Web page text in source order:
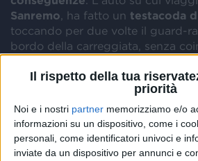
Il rispetto della tua
priorità
Noi e i nostri partner memorizziamo e/o
informazioni su un dispositivo, come i
personali, come identificatori univoci e
inviate da un dispositivo per annunci e
Sanremo , ha fatto un testacoda
toccando per due volte il guard-
bordo della carreggiata, senza
Enrico ha pubblicato sui social la
Maseratidanneggiata dall'urto.